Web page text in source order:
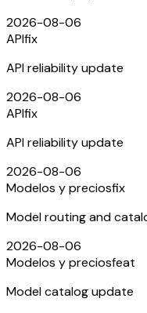
2026-08-06
APIfix
API reliability update
2026-08-06
APIfix
API reliability update
2026-08-06
Modelos y preciosfix
Model routing and
2026-08-06
Modelos y preciosfeat
Model catalog update